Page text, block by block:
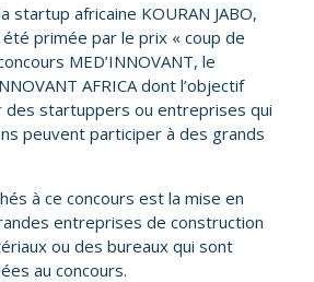
startup africaine KOURAN JABO,
primée par le prix « coup de
MED’INNOVANT, le
AFRICA dont l’objectif
des startuppers ou entreprises qui
peuvent participer à des grands
à ce concours est la mise en
entreprises de construction
ou des bureaux qui sont
au concours.